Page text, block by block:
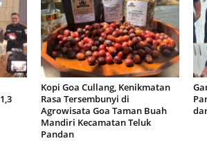
Kopi Goa Cullang, Kenikmatan
Rasa Tersembunyi di
Agrowisata Goa Taman Buah
Mandiri Kecamatan Teluk
Pandan